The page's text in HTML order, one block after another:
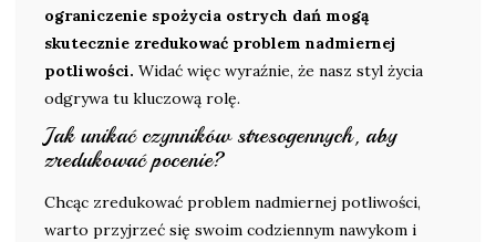
ograniczenie spożycia ostrych dań mogą
skutecznie zredukować problem nadmiernej
potliwości. Widać więc wyraźnie, że nasz styl życia
odgrywa tu kluczową rolę.
Jak unikać czynników stresogennych, aby
zredukować pocenie?
Chcąc zredukować problem nadmiernej potliwości,
warto przyjrzeć się swoim codziennym nawykom i